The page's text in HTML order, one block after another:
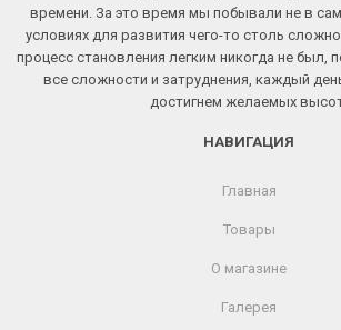
времени. За это время мы побывали не в
условиях для развития чего-то столь
процесс становления легким никогда не был,
все сложности и затруднения, каждый
достигнем желаемых
НАВИГАЦИЯ
Главная
Товары
О магазине
Галерея